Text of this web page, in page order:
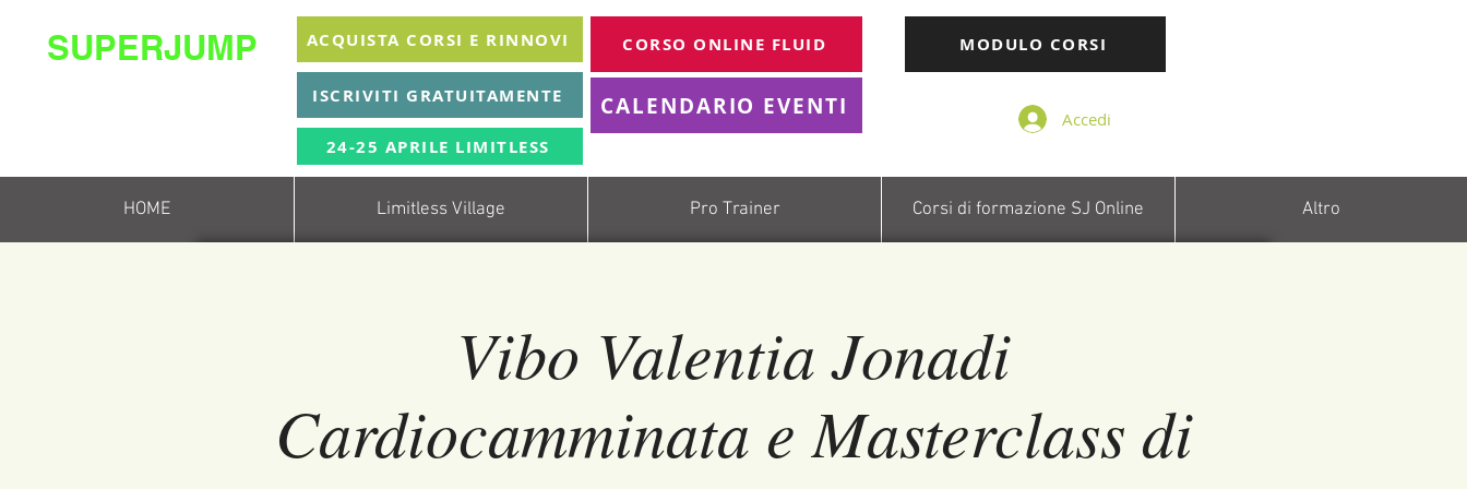
SUPERJUMP
HOME Limitless Village Pro Trainer Corsi di formazione SJ Online Altro
Accedi
ACQUISTA CORSI E RINNOVI CORSO ONLINE FLUID MODULO CORSI
ISCRIVITI GRATUITAMENTE CALENDARIO EVENTI
24-25 APRILE LIMITLESS
Vibo Valentia Jonadi
Cardiocamminata e Masterclass di